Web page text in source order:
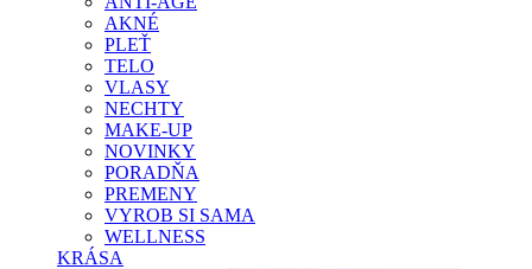
AKNÉ
PLEŤ
TELO
VLASY
NECHTY
MAKE-UP
NOVINKY
PORADŇA
PREMENY
VYROB SI SAMA
WELLNESS
KRÁSA